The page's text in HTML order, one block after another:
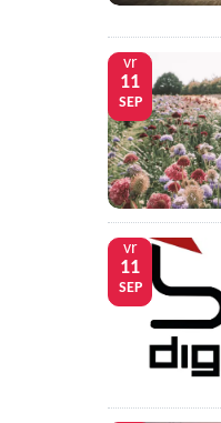
vr
11
SEP
vr
11
SEP